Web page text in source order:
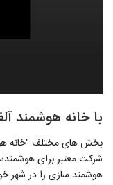
با خانه هوشمند
بخش های مختلف "خانه
شرکت معتبر برای
هوشمند سازی را در شهر